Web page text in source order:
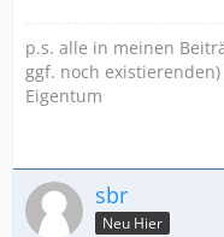
p.s. alle in meinen
ggf. noch
Eigentum
sbr
Neu Hier